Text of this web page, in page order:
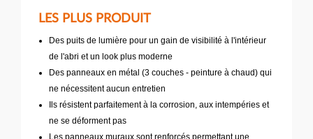
LES PLUS PRODUIT
Des puits de lumière pour un gain de visibilité à l'intérieur
de l'abri et un look plus moderne
Des panneaux en métal (3 couches - peinture à chaud) qui
ne nécessitent aucun entretien
Ils résistent parfaitement à la corrosion, aux intempéries et
ne se déforment pas
Les panneaux muraux sont renforcés permettant une